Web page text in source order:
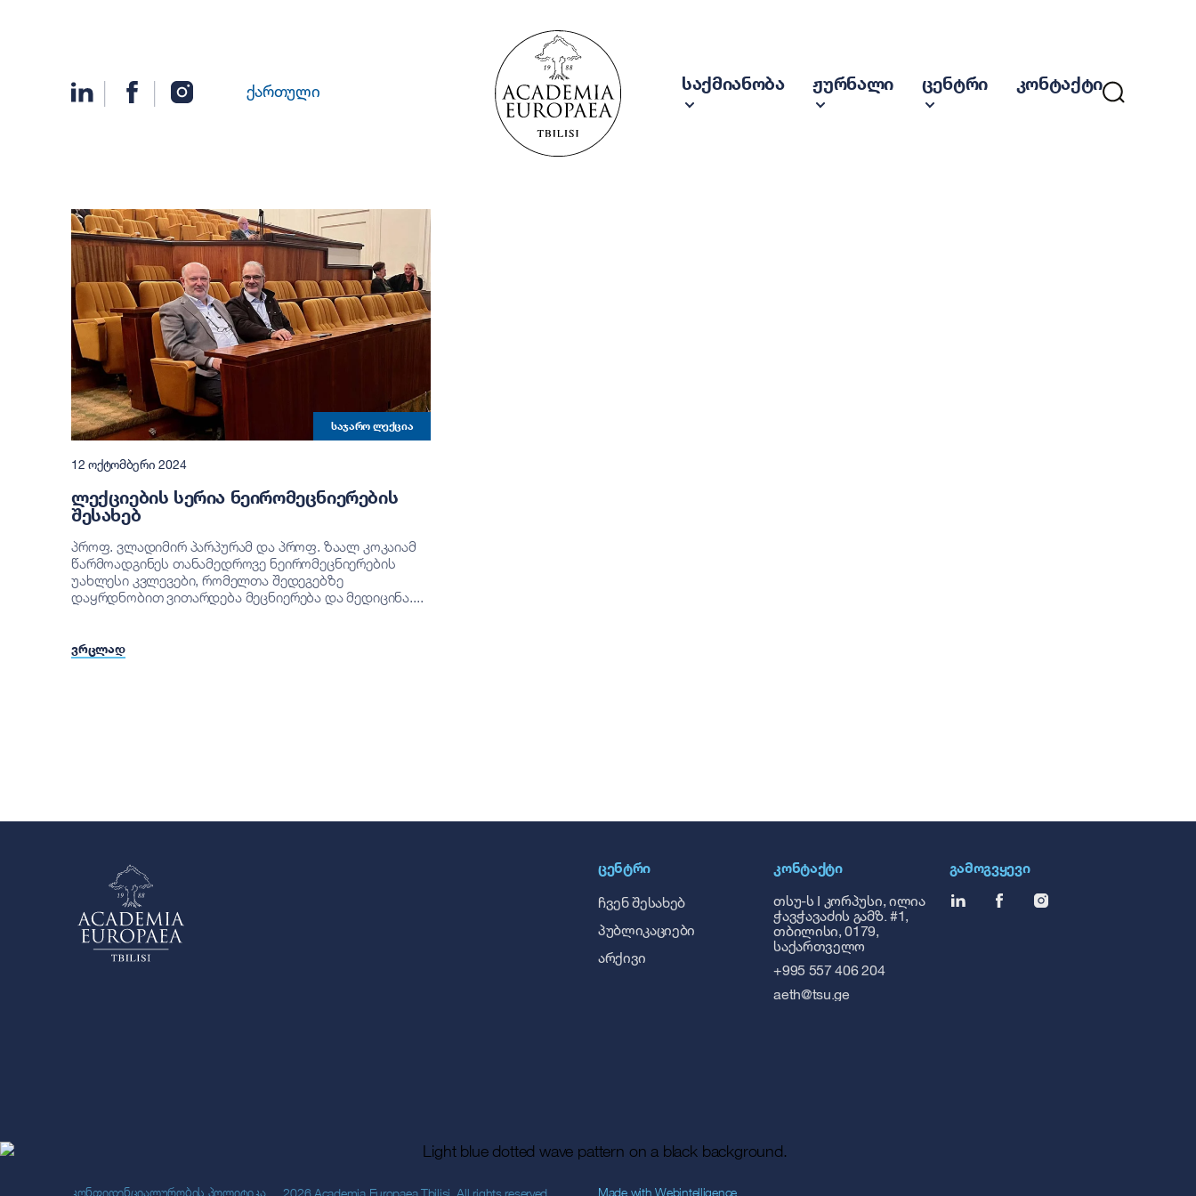
ქართული საქმიანობა ჟურნალი ცენტრი კონტაქტი
ᲡᲐᲯᲐᲠᲝ ᲚᲔᲥᲪᲘᲐ
12 ᲝᲥᲢᲝᲛᲑᲔᲠᲘ 2024
ᲚᲔᲥᲪᲘᲔᲑᲘᲡ ᲡᲔᲠᲘᲐ ᲜᲔᲘᲠᲝᲛᲔᲪᲜᲘᲔᲠᲔᲑᲘᲡ
ᲨᲔᲡᲐᲮᲔᲑ
პროფ. ვლადიმირ პარპურამ და პროფ. ზაალ კოკაიამ
წარმოადგინეს თანამედროვე ნეირომეცნიერების
უახლესი კვლევები, რომელთა შედეგებზე
დაყრდნობით ვითარდება მეცნიერება და მედიცინა....
ᲕᲠᲪᲚᲐᲓ
ᲪᲔᲜᲢᲠᲘ
ჩვენ შესახებ
პუბლიკაციები
არქივი
ᲙᲝᲜᲢᲐᲥᲢᲘ
თსუ-ს I კორპუსი, ილია
ჭავჭავაძის გამზ. #1,
თბილისი, 0179,
საქართველო
+995 557 406 204
aeth@tsu.ge
ᲒᲐᲛᲝᲒᲕᲧᲔᲕᲘ
კონფიდენციალურობის პოლიტიკა 2026 Academia Europaea Tbilisi. All rights reserved. Made withWebintelligence